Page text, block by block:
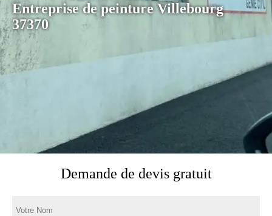
Entreprise de peinture Villebourg
37370
Demande de devis gratuit